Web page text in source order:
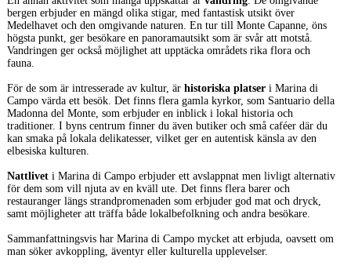
bergen erbjuder en mängd olika stigar, med fantastisk utsikt över
Medelhavet och den omgivande naturen. En tur till Monte Capanne, öns
högsta punkt, ger besökare en panoramautsikt som är svår att motstå.
Vandringen ger också möjlighet att upptäcka områdets rika flora och
fauna.
För de som är intresserade av kultur, är historiska platseri Marina di
Campo värda ett besök. Det finns flera gamla kyrkor, som Santuario della
Madonna del Monte, som erbjuder en inblick i lokal historia och
traditioner. I byns centrum finner du även butiker och små caféer där du
kan smaka på lokala delikatesser, vilket ger en autentisk känsla av den
elbesiska kulturen.
Nattliveti Marina di Campo erbjuder ett avslappnat men livligt alternativ
för dem som vill njuta av en kväll ute. Det finns flera barer och
restauranger längs strandpromenaden som erbjuder god mat och dryck,
samt möjligheter att träffa både lokalbefolkning och andra besökare.
Sammanfattningsvis har Marina di Campo mycket att erbjuda, oavsett om
man söker avkoppling, äventyr eller kulturella upplevelser.